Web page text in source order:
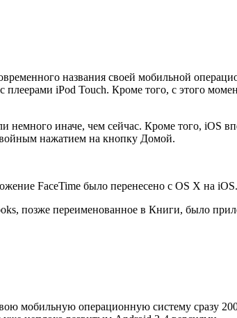
названия своей мобильной
плеерами iPod Touch. Кроме того, с этого
немного иначе, чем сейчас. Кроме того, iOS
нажатием на кнопку Домой.
FaceTime было перенесено с OS X на
позже переименованное в Книги, было
мобильную операционную систему сразу